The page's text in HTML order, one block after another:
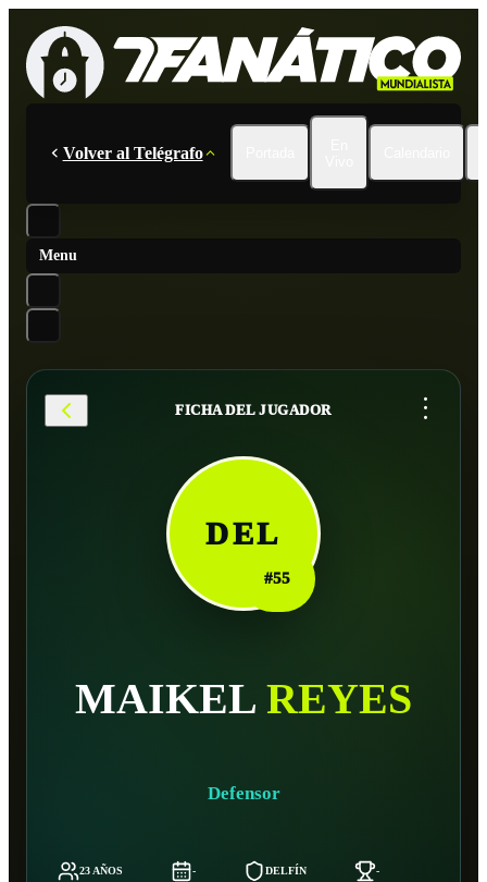
Volver al Telégrafo
Menu
FICHA DEL JUGADOR ...
DEL
#55
MAIKEL REYES
Defensor
23 AÑOS - DELFÍN -